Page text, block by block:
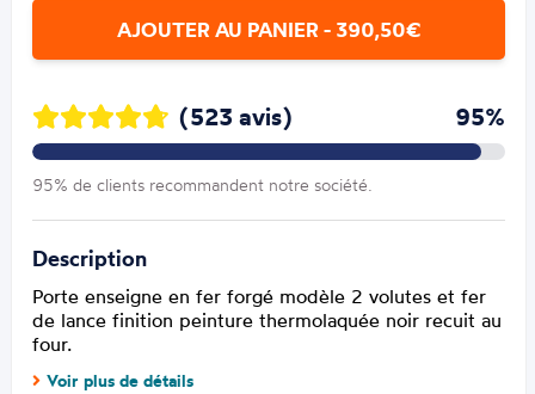
AJOUTER AU PANIER - 390,50€
(523 avis) 95%
95% de clients recommandent notre société.
Description
Porte enseigne en fer forgé modèle 2 volutes et fer
de lance finition peinture thermolaquée noir recuit au
four.
Voir plus de détails